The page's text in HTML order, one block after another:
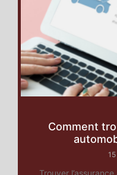
Comment
Trouver